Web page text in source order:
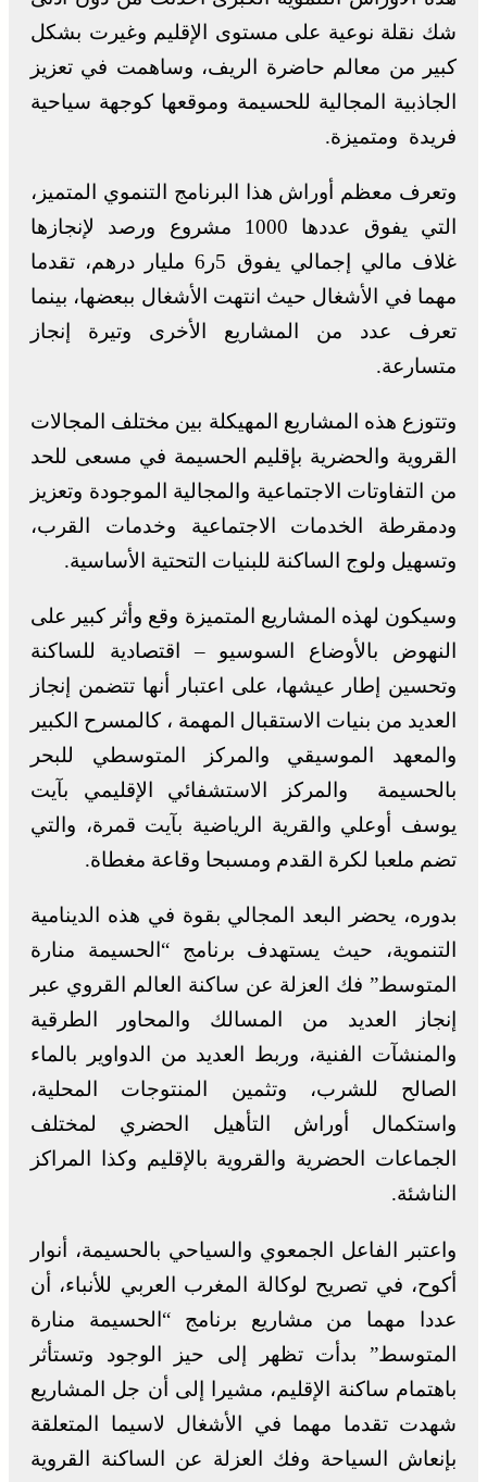
شك نقلة نوعية على مستوى الإقليم وغيرت بشكل
كبير من معالم حاضرة الريف، وساهمت في تعزيز
الجاذبية المجالية للحسيمة وموقعها كوجهة سياحية
فريدة ومتميزة.
وتعرف معظم أوراش هذا البرنامج التنموي المتميز،
التي يفوق عددها 1000 مشروع ورصد لإنجازها
غلاف مالي إجمالي يفوق 5ر6 مليار درهم، تقدما
مهما في الأشغال حيث انتهت الأشغال ببعضها، بينما
تعرف عدد من المشاريع الأخرى وتيرة إنجاز
متسارعة.
وتتوزع هذه المشاريع المهيكلة بين مختلف المجالات
القروية والحضرية بإقليم الحسيمة في مسعى للحد
من التفاوتات الاجتماعية والمجالية الموجودة وتعزيز
ودمقرطة الخدمات الاجتماعية وخدمات القرب،
وتسهيل ولوج الساكنة للبنيات التحتية الأساسية.
وسيكون لهذه المشاريع المتميزة وقع وأثر كبير على
النهوض بالأوضاع السوسيو – اقتصادية للساكنة
وتحسين إطار عيشها، على اعتبار أنها تتضمن إنجاز
العديد من بنيات الاستقبال المهمة ، كالمسرح الكبير
والمعهد الموسيقي والمركز المتوسطي للبحر
بالحسيمة والمركز الاستشفائي الإقليمي بآيت
يوسف أوعلي والقرية الرياضية بآيت قمرة، والتي
تضم ملعبا لكرة القدم ومسبحا وقاعة مغطاة.
بدوره، يحضر البعد المجالي بقوة في هذه الدينامية
التنموية، حيث يستهدف برنامج “الحسيمة منارة
المتوسط” فك العزلة عن ساكنة العالم القروي عبر
إنجاز العديد من المسالك والمحاور الطرقية
والمنشآت الفنية، وربط العديد من الدواوير بالماء
الصالح للشرب، وتثمين المنتوجات المحلية،
واستكمال أوراش التأهيل الحضري لمختلف
الجماعات الحضرية والقروية بالإقليم وكذا المراكز
الناشئة.
واعتبر الفاعل الجمعوي والسياحي بالحسيمة، أنوار
أكوح، في تصريح لوكالة المغرب العربي للأنباء، أن
عددا مهما من مشاريع برنامج “الحسيمة منارة
المتوسط” بدأت تظهر إلى حيز الوجود وتستأثر
باهتمام ساكنة الإقليم، مشيرا إلى أن جل المشاريع
شهدت تقدما مهما في الأشغال لاسيما المتعلقة
بإنعاش السياحة وفك العزلة عن الساكنة القروية